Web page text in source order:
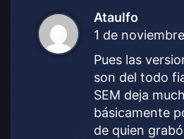
Ataulfo
i
e
:
1 de
Pues las
son del todo
SEM deja
básicamente
de quien